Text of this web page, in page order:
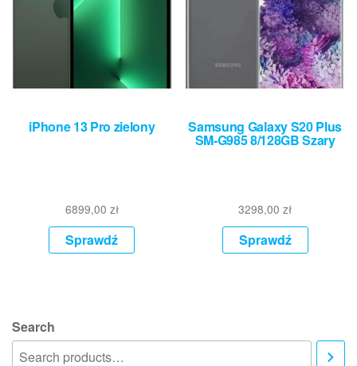
iPhone 13 Pro zielony
6899,00 zł
Sprawdź
Samsung Galaxy S20 Plus
SM-G985 8/128GB Szary
3298,00zł
Sprawdź
Search